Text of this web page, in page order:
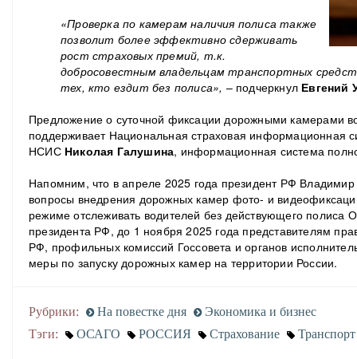
«Проверка по камерам наличия полиса также
позволит более эффективно сдерживать
рост страховых премий, т.к.
добросовестным владельцам транспортных
тех, кто ездит без полиса», – подчеркнул Евгений
Предложение о суточной фиксации дорожными камерами
поддерживает Национальная страховая информационная
НСИС Николая Галушина, информационная система
Напомним, что в апреле 2025 года президент РФ
вопросы внедрения дорожных камер фото- и
режиме отслеживать водителей без действующего
президента РФ, до 1 ноября 2025 года представителям
РФ, профильных комиссий Госсовета и органов
меры по запуску дорожных камер на территории России.
Рубрики: На повестке дня
Экономика и бизнес
Тэги:
ОСАГО РОССИЯ Страхование Транспорт